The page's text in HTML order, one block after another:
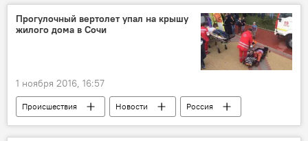
Прогулочный вертолет упал на крышу
жилого дома в Сочи
1 ноября 2016, 16:57
Происшествия Новости
Россия
ЖИЗНЬ
Сочи
Жертвы